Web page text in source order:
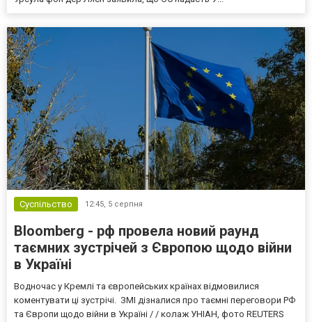
Суспільство 12:45, 5 серпня
Bloomberg - рф провела новий раунд
таємних зустрічей з Європою щодо війни
в Україні
Водночас у Кремлі та європейських країнах відмовилися
коментувати ці зустрічі. ЗМІ дізналися про таємні переговори РФ
та Європи щодо війни в Україні / / колаж УНІАН, фото REUTERS